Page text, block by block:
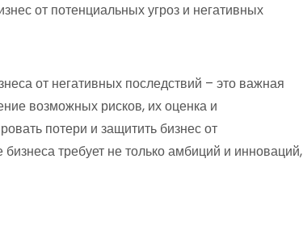
от потенциальных угроз и негативных
от негативных последствий – это важная
возможных рисков, их оценка и
потери и защитить бизнес от
требует не только амбиций и инноваций,